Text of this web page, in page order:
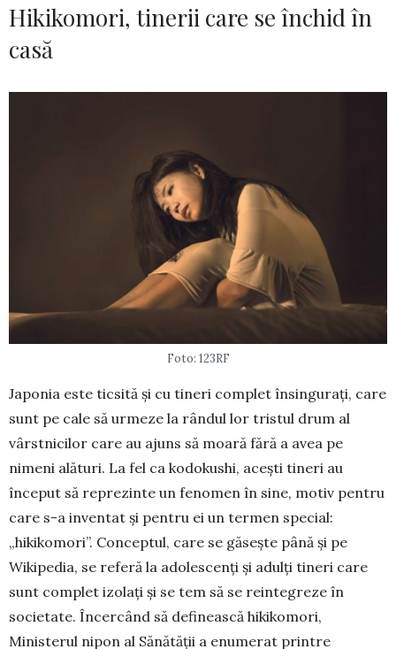
Hikikomori, tinerii care se închid în
casă
Foto: 123RF
Japonia este ticsită și cu tineri complet însin­gurați, care
sunt pe cale să urmeze la rândul lor tris­tul drum al
vârstnicilor care au ajuns să moară fără a avea pe
nimeni alături. La fel ca kodo­kushi, acești tineri au
început să reprezinte un fenomen în sine, motiv pentru
care s-a inventat și pentru ei un termen special:
„hikikomori”. Con­ceptul, care se găsește până și pe
Wikipedia, se referă la adoles­cenți și adulți tineri care
sunt complet izolați și se tem să se reintegreze în
societate. Încercând să de­finească hikikomori,
Ministerul nipon al Sănătății a enu­merat printre